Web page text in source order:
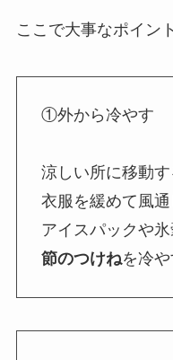
ここで大事なポイン
①外から冷やす
涼しい所に移動す
衣服を緩めて風通
アイスパックや氷
節のつけねを冷や